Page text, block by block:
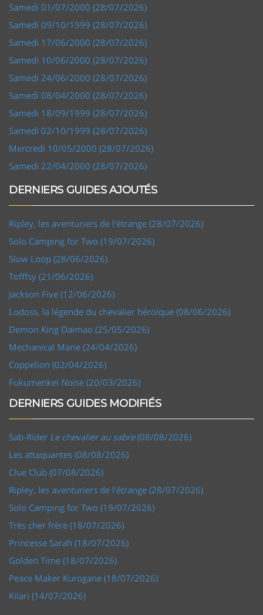
Samedi 01/07/2000 (28/07/2026)
Samedi 09/10/1999 (28/07/2026)
Samedi 17/06/2000 (28/07/2026)
Samedi 10/06/2000 (28/07/2026)
Samedi 24/06/2000 (28/07/2026)
Samedi 08/04/2000 (28/07/2026)
Samedi 18/09/1999 (28/07/2026)
Samedi 02/10/1999 (28/07/2026)
Mercredi 10/05/2000 (28/07/2026)
Samedi 22/04/2000 (28/07/2026)
DERNIERS GUIDES AJOUTÉS
Ripley, les aventuriers de l'étrange (28/07/2026)
Solo Camping for Two (19/07/2026)
Slow Loop (28/06/2026)
Tofffsy (21/06/2026)
Jackson Five (12/06/2026)
Lodoss, la légende du chevalier héroïque (08/06/2026)
Demon King Daimao (25/05/2026)
Mechanical Marie (24/04/2026)
Coppelion (02/04/2026)
Fukumenkei Noise (20/03/2026)
DERNIERS GUIDES MODIFIÉS
Sab-Rider Le chevalier au sabre(08/08/2026)
Les attaquantes (08/08/2026)
Clue Club (07/08/2026)
Ripley, les aventuriers de l'étrange (28/07/2026)
Solo Camping for Two (19/07/2026)
Très cher frère (18/07/2026)
Princesse Sarah (18/07/2026)
Golden Time (18/07/2026)
Peace Maker Kurogane (18/07/2026)
Kilari (14/07/2026)